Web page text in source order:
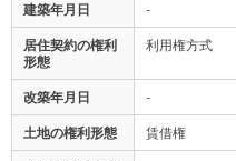
建築年月日 -
居住契約の権利
形態
利用権方式
改築年月日 -
土地の権利形態 賃借権